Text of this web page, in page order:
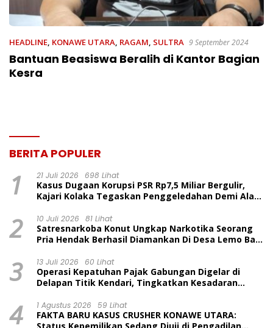
HEADLINE, KONAWE UTARA, RAGAM, SULTRA 9 September 2024
Bantuan Beasiswa Beralih di Kantor Bagian
Kesra
BERITA POPULER
1 21 Juli 2026 698 Lihat
Kasus Dugaan Korupsi PSR Rp7,5 Miliar Bergulir,
Kajari Kolaka Tegaskan Penggeledahan Demi Alat
2 10 Juli 2026 81 Lihat
Satresnarkoba Konut Ungkap Narkotika Seorang
Pria Hendak Berhasil Diamankan Di Desa Lemo Bajo
3 13 Juli 2026 60 Lihat
Operasi Kepatuhan Pajak Gabungan Digelar di
Delapan Titik Kendari, Tingkatkan Kesadaran
4 1 Agustus 2026 59 Lihat
FAKTA BARU KASUS CRUSHER KONAWE UTARA: